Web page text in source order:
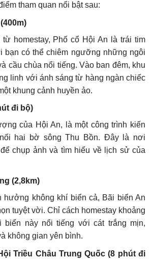
tham quan nổi bật sau:
homestay, Phố cổ Hội An là trái tim
bạn có thể chiêm ngưỡng những ngôi
cầu chùa nổi tiếng. Vào ban đêm, khu
linh với ánh sáng từ hàng ngàn chiếc
khung cảnh huyền ảo.
đi bộ)
của Hội An, là một công trình kiến
hai bờ sông Thu Bồn. Đây là nơi
chụp ảnh và tìm hiểu về lịch sử của
(2,8km)
hưởng không khí biển cả, Bãi biển An
tuyệt vời. Chỉ cách homestay khoảng
biển này nổi tiếng với cát trắng mịn,
không gian yên bình.
Triều Châu Trung Quốc (8 phút đi